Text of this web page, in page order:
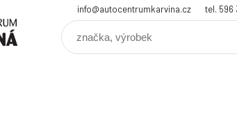
info@autocentrumkarvina.cz tel. 596